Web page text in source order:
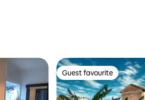
Guest favourite
Guest favourite